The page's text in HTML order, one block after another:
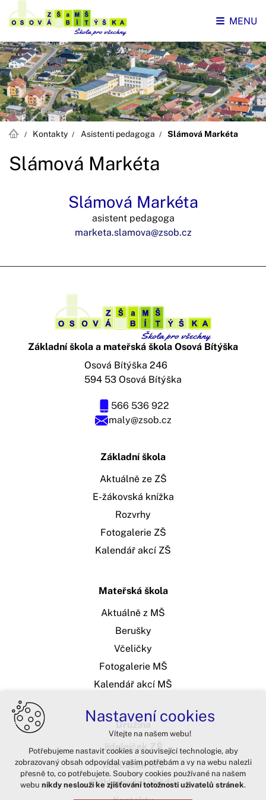
MENU
Kontakty Asistenti pedagoga Slámová Markéta
Slámová Markéta
Slámová Markéta
asistent pedagoga
marketa.slamova@zsob.cz
Základní škola a mateřská škola Osová Bítýška
maly@zsob.cz
566 536 922
Osová Bítýška 246
594 53 Osová Bítýška
Základní škola
Aktuálně ze ZŠ
E-žákovská knížka
Rozvrhy
Fotogalerie ZŠ
Kalendář akcí ZŠ
Mateřská škola
Aktuálně z MŠ
Berušky
Včeličky
Fotogalerie MŠ
Kalendář akcí MŠ
Družina
Jídelníček ZŠ
Jídelníček MŠ
Odhlašování obědů
Nastavení cookies
Vítejte na našem webu!
Potřebujeme nastavit cookies a související technologie, aby
zobrazovaný obsah odpovídal vašim potřebám a vy na webu nalezli
přesně to, co potřebujete. Soubory cookies používané na našem
webu nikdy neslouží ke zjišťování totožnosti uživatelů stránek.